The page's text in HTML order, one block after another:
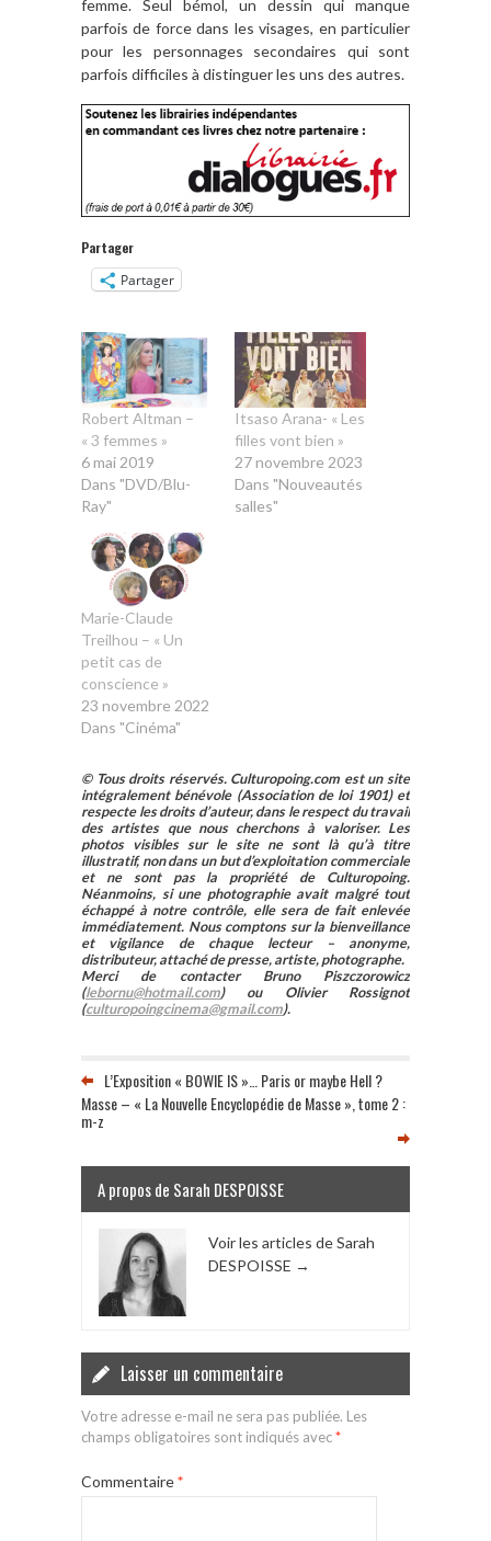
femme. Seul bémol, un dessin qui manque
parfois de force dans les visages, en particulier
pour les personnages secondaires qui sont
parfois difficiles à distinguer les uns des autres.
Partager
Partager
Robert Altman –
« 3 femmes »
6 mai 2019
Dans "DVD/Blu-
Ray"
Itsaso Arana- « Les
filles vont bien »
27 novembre 2023
Dans "Nouveautés
salles"
Marie-Claude
Treilhou – « Un
petit cas de
conscience »
23 novembre 2022
Dans "Cinéma"
© Tous droits réservés. Culturopoing.com est un site
intégralement bénévole (Association de loi 1901) et
respecte les droits d’auteur, dans le respect du travail
des artistes que nous cherchons à valoriser. Les
photos visibles sur le site ne sont là qu’à titre
illustratif, non dans un but d’exploitation commerciale
et ne sont pas la propriété de Culturopoing.
Néanmoins, si une photographie avait malgré tout
échappé à notre contrôle, elle sera de fait enlevée
immédiatement. Nous comptons sur la bienveillance
et vigilance de chaque lecteur – anonyme,
distributeur, attaché de presse, artiste, photographe.
Merci de contacter Bruno Piszczorowicz
(lebornu@hotmail.com) ou Olivier Rossignot
(culturopoingcinema@gmail.com).
L’Exposition « BOWIE IS »… Paris or maybe Hell ?
Masse – « La Nouvelle Encyclopédie de Masse », tome 2 :
m-z
A propos de Sarah DESPOISSE
Voir les articles de Sarah
DESPOISSE →
Laisser un commentaire
Votre adresse e-mail ne sera pas publiée. Les
champs obligatoires sont indiqués avec*
Commentaire*